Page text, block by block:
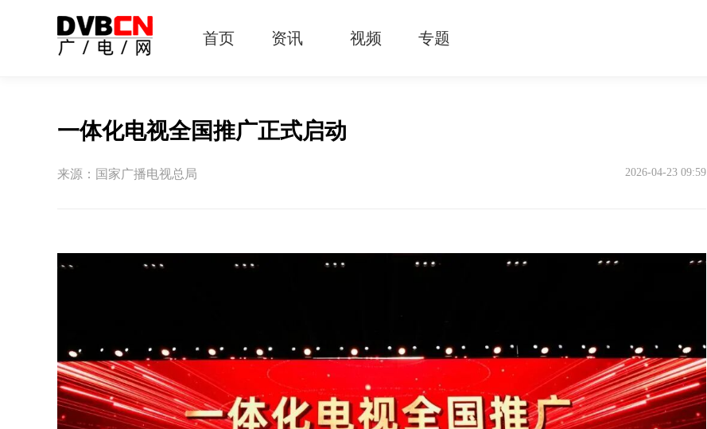
首页 资讯 视频 专题
一体化电视全国推广正式启动
来源：国家广播电视总局 2026-04-23 09:59